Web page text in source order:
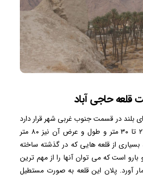
قلعه حاجی آباد
بلند در قسمت جنوب غربی شهر قرار دارد
که ارتفاع آن بین ۲۷ تا ۳۰ متر و طول و عرض آن نیز ۸۰ متر
بسیاری از قلعه هایی که در گذشته ساخته
بارو است که می توان آنها را از مهم ترین
آورد. پلان این قلعه به صورت مستطیل